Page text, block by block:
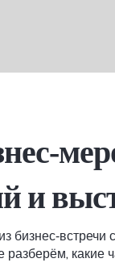
и
какие